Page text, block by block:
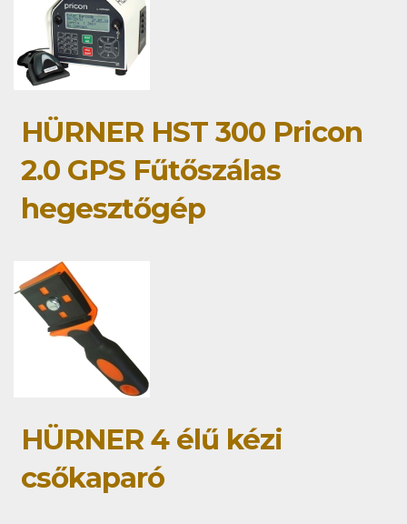
HÜRNER HST 300 Pricon
2.0 GPS Fűtőszálas
hegesztőgép
HÜRNER 4 élű kézi
csőkaparó